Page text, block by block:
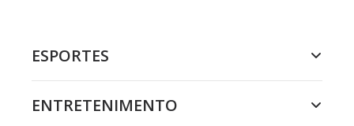
ESPORTES
ENTRETENIMENTO